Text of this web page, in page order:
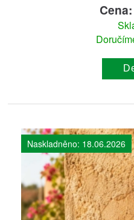
Naskladněno: 18.06.2026